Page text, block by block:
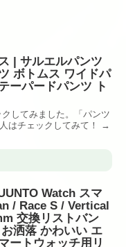
| サルエルパンツ
ボトムス ワイドパ
ーパードパンツ ト
してみました。「パンツ
はチェックしてみて！ →
Watch スマ
/ Race S / Vertical
交換リストバン
洒落 かわいい エ
ートウォッチ用リ